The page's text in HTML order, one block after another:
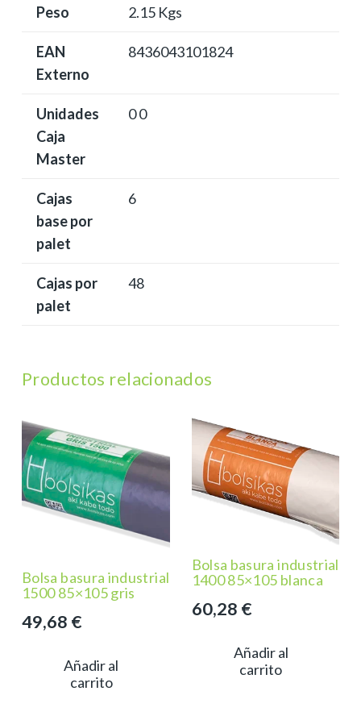
Peso 2.15 Kgs
EAN
Externo
8436043101824
Unidades
Caja
Master
0 0
Cajas
base por
palet
6
Cajas por
palet
48
Productos relacionados
Bolsa basura industrial
1500 85×105 gris
49,68 €
Añadir al
carrito
Bolsa basura industrial
1400 85×105 blanca
60,28 €
Añadir al
carrito